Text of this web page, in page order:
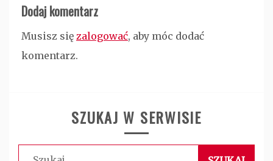
Dodaj komentarz
Musisz się zalogować, aby móc dodać
komentarz.
SZUKAJ W SERWISIE
Szukaj: